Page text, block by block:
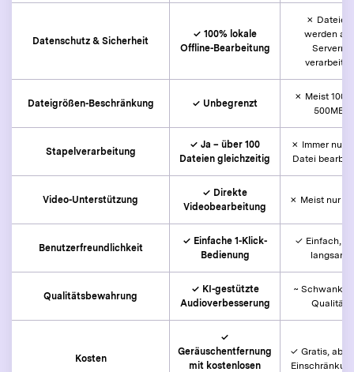
Datenschutz & Sicherheit
✓ 100% lokale
Offline-Bearbeitung
✗ Dateien
werden auf
Servern
verarbeitet
Dateigrößen-Beschränkung ✓ Unbegrenzt
✗ Meist
500MB
Stapelverarbeitung
✓ Ja – über 100
Dateien gleichzeitig
✗ Immer nur
Datei
Video-Unterstützung
✓ Direkte
Videobearbeitung
✗ Meist nur
Benutzerfreundlichkeit
✓ Einfache 1-Klick-
Bedienung
✓ Einfach,
langsam
Qualitätsbewahrung
✓ KI-gestützte
Audioverbesserung
~
Qualität
Kosten
✓
Geräuschentfernung
mit kostenlosen
✓ Gratis, aber